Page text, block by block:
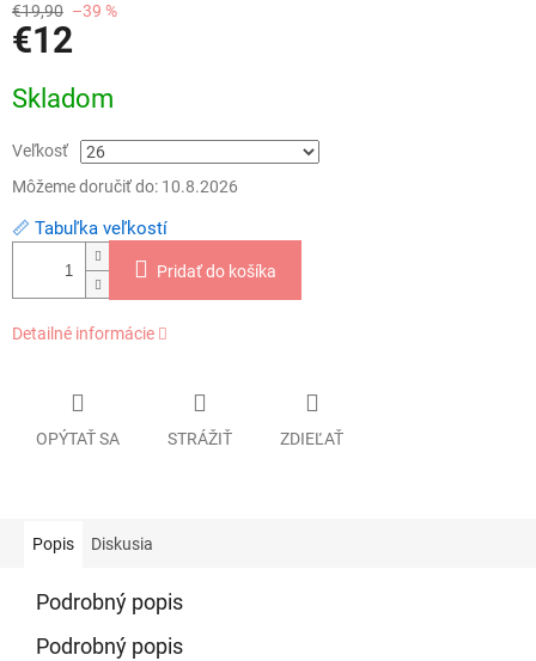
€19,90 –39 %
€12
cena:
Skladom
Veľkosť
Môžeme doručiť do: 10.8.2026
📏 Tabuľka veľkostí
Pridať do košíka
Detailné informácie
OPÝTAŤ SA STRÁŽIŤ ZDIEĽAŤ
Popis Diskusia
Podrobný popis
Podrobný popis